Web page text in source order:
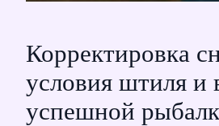
Корректировка
условия штиля и
успешной